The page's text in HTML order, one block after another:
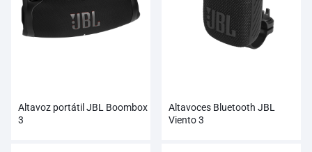
Altavoz portátil JBL Boombox
3
Altavoces Bluetooth JBL
Viento 3